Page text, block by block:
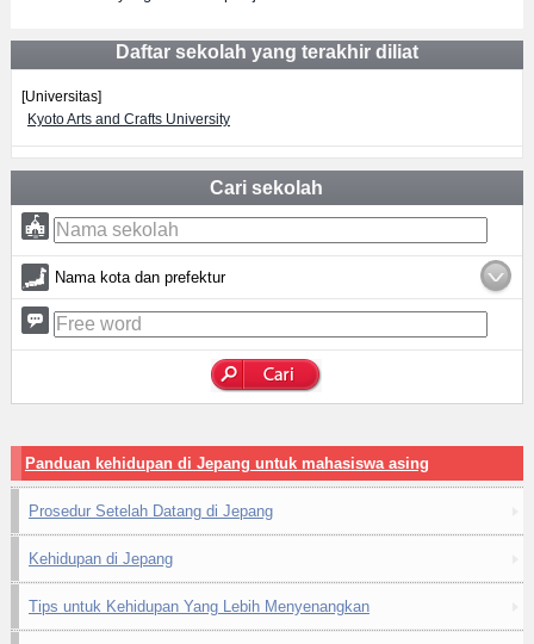
Daftar sekolah yang terakhir diliat
[Universitas]
Kyoto Arts and Crafts University
Cari sekolah
Nama kota dan prefektur
Panduan kehidupan di Jepang untuk mahasiswa asing
Prosedur Setelah Datang di Jepang
Kehidupan di Jepang
Tips untuk Kehidupan Yang Lebih Menyenangkan